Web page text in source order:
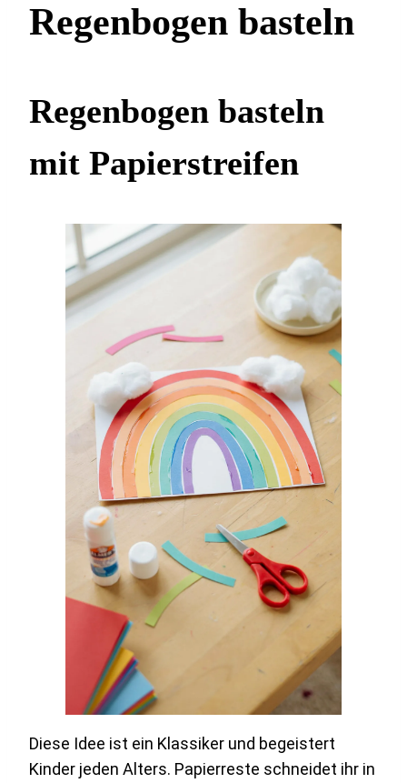
Regenbogen basteln
Regenbogen basteln
mit Papierstreifen
Diese Idee ist ein Klassiker und begeistert
Kinder jeden Alters. Papierreste schneidet ihr in